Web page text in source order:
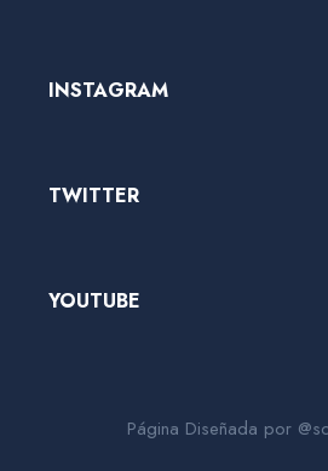
INSTAGRAM
TWITTER
YOUTUBE
Página Diseñada por